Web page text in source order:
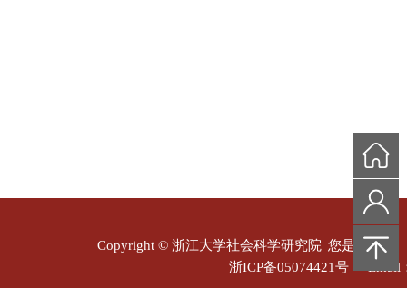
Copyright © 浙江大学社会科学研究院 您是本站第
浙ICP备05074421号